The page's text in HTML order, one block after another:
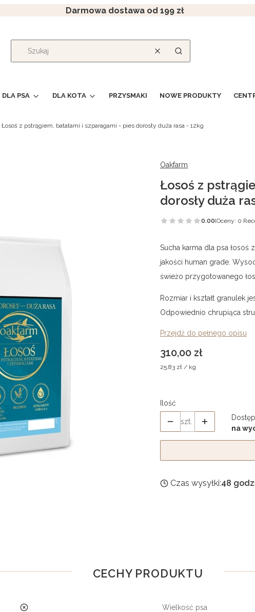
Darmowa dostawa od 199 zł
WyczyśćSzukaj
DLA PSA DLA KOTA PRZYSMAKI NOWE PRODUKTY
Łosoś z pstrągiem, batatami i szparagami - pies dorosły duża rasa - 12kg
Oakfarm
Łosoś z
dorosły duża
0.00(Oceny: 0
Sucha karma dla psa
jakości human grade.
świeżo przygotowanego
Rozmiar i kształt granulek
Odpowiednio chrupiąca
Przejdź do pełnego opisu
Cena
310,00 zł
25,83 zł / kg
Ilość
szt.
na
Czas wysyłki:48
CECHY PRODUKTU
nie Wielkość psa